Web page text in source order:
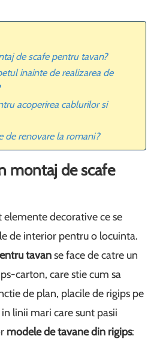
de scafe pentru tavan?
inainte de realizarea de
acoperirea cablurilor si
de renovare la romani?
montaj de scafe
elemente decorative ce se
de interior pentru o locuinta.
tavanse face de catre un
carton, care stie cum sa
de plan, placile de rigips pe
linii mari care sunt pasii
modele de tavane din rigips: